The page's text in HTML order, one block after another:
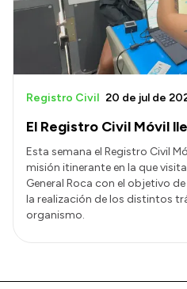
El Registro Civil Móvil
Registro Civil 20 de jul de
Esta semana el Registro Civil
misión itinerante en la que
General Roca con el objetivo
la realización de los distintos
organismo.